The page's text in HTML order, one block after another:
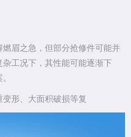
眉之急，但部分抢修件可能并
工况下，其性能可能逐渐下
形、大面积破损等复